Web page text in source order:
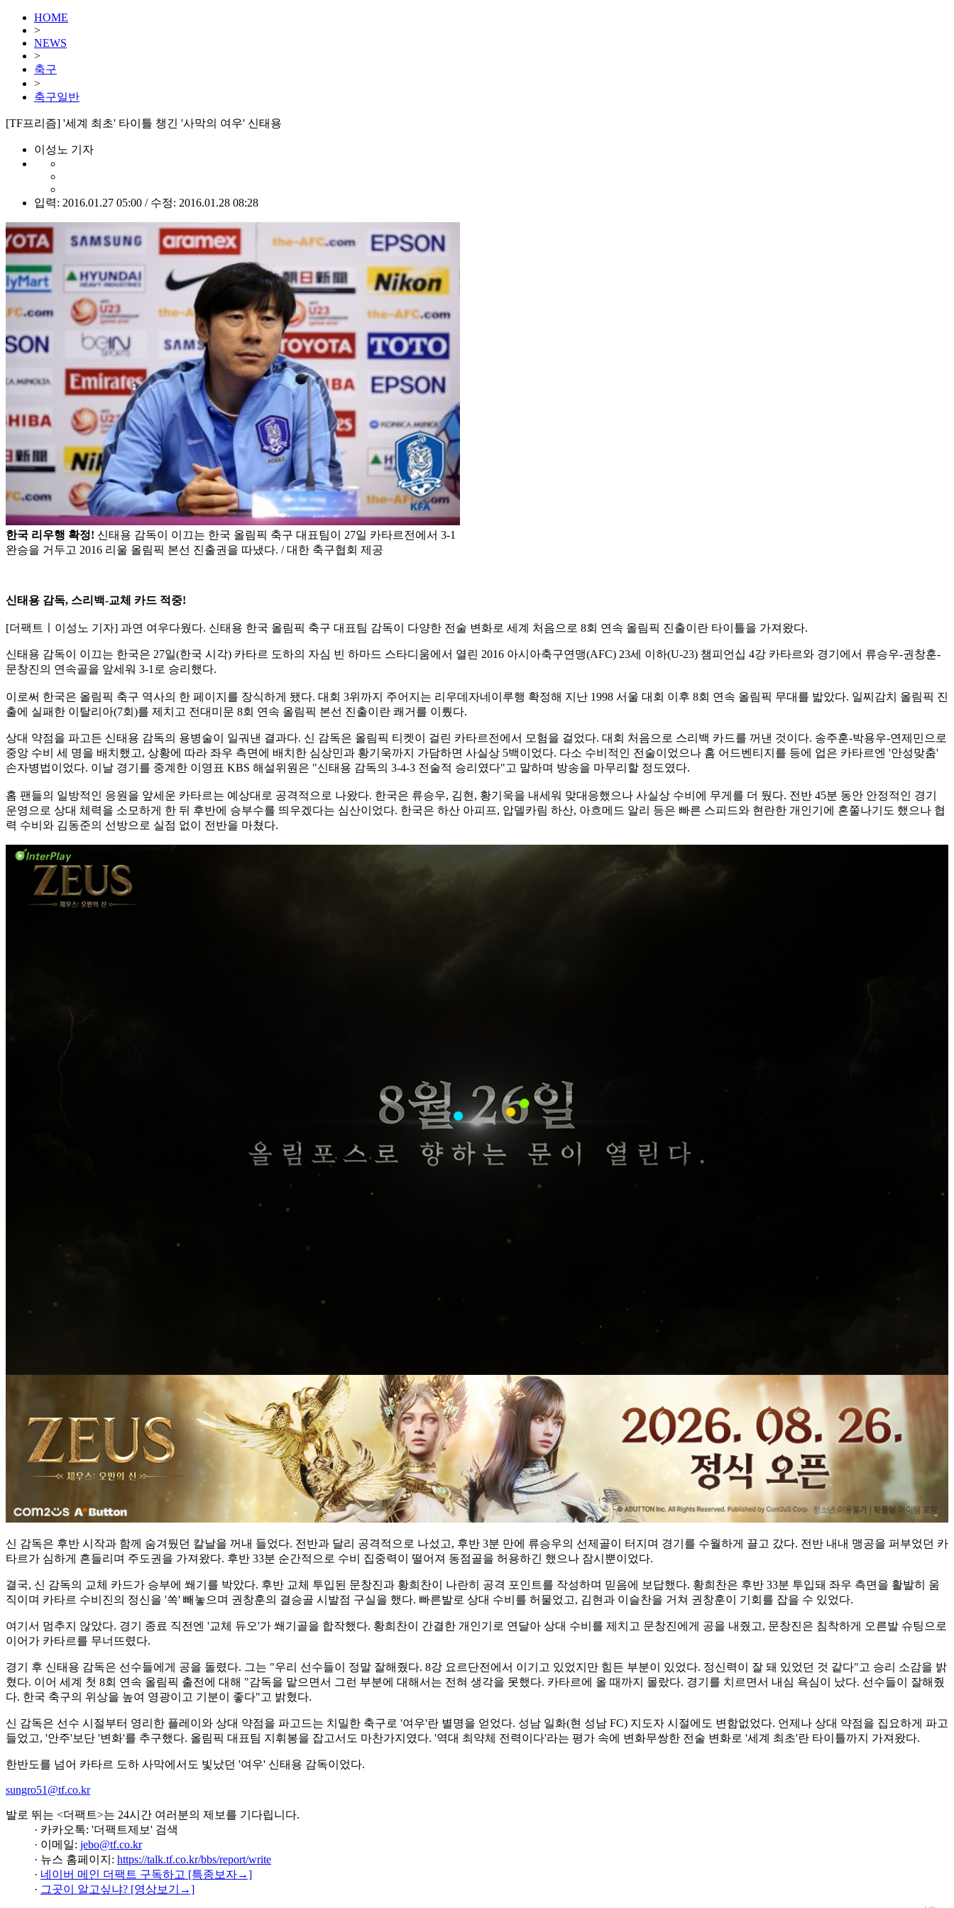
HOME
>
NEWS
>
축구
>
축구일반
[TF프리즘] '세계 최초' 타이틀 챙긴 '사막의 여우' 신태용
이성노 기자
입력: 2016.01.27 05:00 / 수정: 2016.01.28 08:28
한국 리우행 확정! 신태용 감독이 이끄는 한국 올림픽 축구 대표팀이 27일 카타르전에서 3-1
완승을 거두고 2016 리울 올림픽 본선 진출권을 따냈다. / 대한 축구협회 제공
신태용 감독, 스리백-교체 카드 적중!
[더팩트ㅣ이성노 기자] 과연 여우다웠다. 신태용 한국 올림픽 축구 대표팀 감독이 다양한 전술 변화로 세계 처음으로 8회 연속 올림픽 진출이란 타이틀을 가져왔다.
신태용 감독이 이끄는 한국은 27일(한국 시각) 카타르 도하의 자심 빈 하마드 스타디움에서 열린 2016 아시아축구연맹(AFC) 23세 이하(U-23) 챔피언십 4강 카타르와 경기에서 류승우-권창훈-
문창진의 연속골을 앞세워 3-1로 승리했다.
이로써 한국은 올림픽 축구 역사의 한 페이지를 장식하게 됐다. 대회 3위까지 주어지는 리우데자네이루행 확정해 지난 1998 서울 대회 이후 8회 연속 올림픽 무대를 밟았다. 일찌감치 올림픽 진
출에 실패한 이탈리아(7회)를 제치고 전대미문 8회 연속 올림픽 본선 진출이란 쾌거를 이뤘다.
상대 약점을 파고든 신태용 감독의 용병술이 일궈낸 결과다. 신 감독은 올림픽 티켓이 걸린 카타르전에서 모험을 걸었다. 대회 처음으로 스리백 카드를 꺼낸 것이다. 송주훈-박용우-연제민으로
중앙 수비 세 명을 배치했고, 상황에 따라 좌우 측면에 배치한 심상민과 황기욱까지 가담하면 사실상 5백이었다. 다소 수비적인 전술이었으나 홈 어드벤티지를 등에 업은 카타르엔 '안성맞춤'
손자병법이었다. 이날 경기를 중계한 이영표 KBS 해설위원은 "신태용 감독의 3-4-3 전술적 승리였다"고 말하며 방송을 마무리할 정도였다.
홈 팬들의 일방적인 응원을 앞세운 카타르는 예상대로 공격적으로 나왔다. 한국은 류승우, 김현, 황기욱을 내세워 맞대응했으나 사실상 수비에 무게를 더 뒀다. 전반 45분 동안 안정적인 경기
운영으로 상대 체력을 소모하게 한 뒤 후반에 승부수를 띄우겠다는 심산이었다. 한국은 하산 아피프, 압델카림 하산, 아흐메드 알리 등은 빠른 스피드와 현란한 개인기에 혼쭐나기도 했으나 협
력 수비와 김동준의 선방으로 실점 없이 전반을 마쳤다.
신 감독은 후반 시작과 함께 숨겨뒀던 칼날을 꺼내 들었다. 전반과 달리 공격적으로 나섰고, 후반 3분 만에 류승우의 선제골이 터지며 경기를 수월하게 끌고 갔다. 전반 내내 맹공을 퍼부었던 카
타르가 심하게 흔들리며 주도권을 가져왔다. 후반 33분 순간적으로 수비 집중력이 떨어져 동점골을 허용하긴 했으나 잠시뿐이었다.
결국, 신 감독의 교체 카드가 승부에 쐐기를 박았다. 후반 교체 투입된 문창진과 황희찬이 나란히 공격 포인트를 작성하며 믿음에 보답했다. 황희찬은 후반 33분 투입돼 좌우 측면을 활발히 움
직이며 카타르 수비진의 정신을 '쏙' 빼놓으며 권창훈의 결승골 시발점 구실을 했다. 빠른발로 상대 수비를 허물었고, 김현과 이슬찬을 거쳐 권창훈이 기회를 잡을 수 있었다.
여기서 멈추지 않았다. 경기 종료 직전엔 '교체 듀오'가 쐐기골을 합작했다. 황희찬이 간결한 개인기로 연달아 상대 수비를 제치고 문창진에게 공을 내줬고, 문창진은 침착하게 오른발 슈팅으로
이어가 카타르를 무너뜨렸다.
경기 후 신태용 감독은 선수들에게 공을 돌렸다. 그는 "우리 선수들이 정말 잘해줬다. 8강 요르단전에서 이기고 있었지만 힘든 부분이 있었다. 정신력이 잘 돼 있었던 것 같다"고 승리 소감을 밝
혔다. 이어 세계 첫 8회 연속 올림픽 출전에 대해 "감독을 맡으면서 그런 부분에 대해서는 전혀 생각을 못했다. 카타르에 올 때까지 몰랐다. 경기를 치르면서 내심 욕심이 났다. 선수들이 잘해줬
다. 한국 축구의 위상을 높여 영광이고 기분이 좋다"고 밝혔다.
신 감독은 선수 시절부터 영리한 플레이와 상대 약점을 파고드는 치밀한 축구로 '여우'란 별명을 얻었다. 성남 일화(현 성남 FC) 지도자 시절에도 변함없었다. 언제나 상대 약점을 집요하게 파고
들었고, '안주'보단 '변화'를 추구했다. 올림픽 대표팀 지휘봉을 잡고서도 마찬가지였다. '역대 최약체 전력이다'라는 평가 속에 변화무쌍한 전술 변화로 '세계 최초'란 타이틀까지 가져왔다.
한반도를 넘어 카타르 도하 사막에서도 빛났던 '여우' 신태용 감독이었다.
sungro51@tf.co.kr
발로 뛰는 <더팩트>는 24시간 여러분의 제보를 기다립니다.
· 카카오톡: '더팩트제보' 검색
· 이메일: jebo@tf.co.kr
· 뉴스 홈페이지: https://talk.tf.co.kr/bbs/report/write
· 네이버 메인 더팩트 구독하고 [특종보자→]
· 그곳이 알고싶냐? [영상보기→]